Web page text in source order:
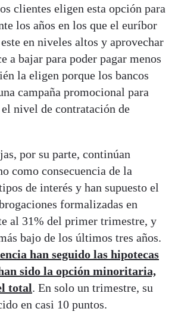
clientes eligen esta opción para
los años en los que el euríbor
en niveles altos y aprovechar
a bajar para poder pagar menos
la eligen porque los bancos
campaña promocional para
nivel de contratación de
por su parte, continúan
como consecuencia de la
de interés y han supuesto el
formalizadas en
al 31% del primer trimestre, y
bajo de los últimos tres años.
han seguido las hipotecas
sido la opción minoritaria,
total. En solo un trimestre, su
en casi 10 puntos.